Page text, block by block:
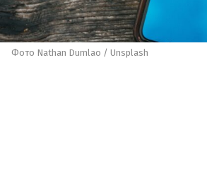
Фото Nathan Dumlao / Unsplash